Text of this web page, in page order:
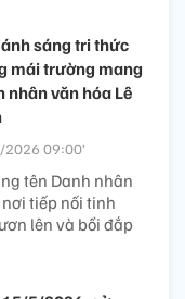
sáng tri thức
mái trường mang
nhân văn hóa Lê
09:00’
tên Danh nhân
tiếp nối tinh
lên và bồi đắp